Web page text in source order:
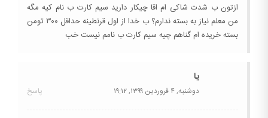
ازتون ب شدت شاکی ام اقا چیکار دارید سیم کارت ب نام کیه مگه
من معلم نیاز به بسته ندارم؟ ب خدا از اول قرنطینه حداقل ۳۰۰ تومن
بسته خریده ام گناهم چیه سیم کارت ب نامم نیست خب
یا
دوشنبه, ۴ فروردین ۱۳۹۹, ۱۹:۱۲ پاسخ